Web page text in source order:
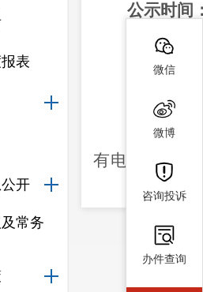
表
开
常务
公示时间
公示地点
公示网址
二、项目
本项目
有电力井连通
交至官军公
全线新建电缆
50(CPVC管
微信
微博
咨询投诉
办件查询